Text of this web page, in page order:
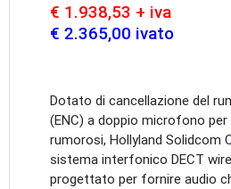
€ 1.938,53 + iva
€ 2.365,00 ivato
Dotato di cancellazione del
(ENC) a doppio microfono
rumorosi, Hollyland Solidcom
sistema interfonico DECT
progettato per fornire audio